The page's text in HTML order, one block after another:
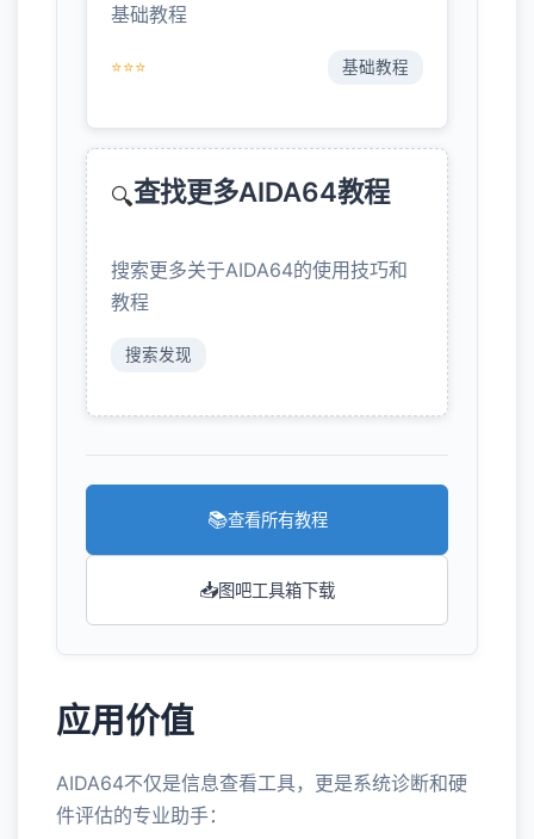
基础教程
⭐⭐⭐ 基础教程
🔍查找更多AIDA64教程
搜索更多关于AIDA64的使用技巧和
教程
搜索发现
📚查看所有教程
📥图吧工具箱下载
应用价值
AIDA64不仅是信息查看工具，更是系统诊断和硬
件评估的专业助手：